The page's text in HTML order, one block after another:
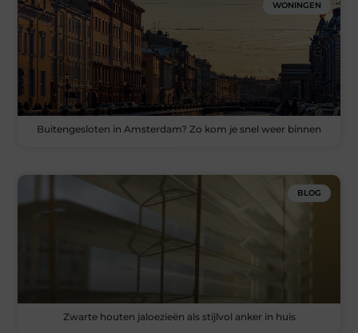
WONINGEN
Buitengesloten in Amsterdam? Zo kom je snel weer binnen
BLOG
Zwarte houten jaloezieën als stijlvol anker in huis